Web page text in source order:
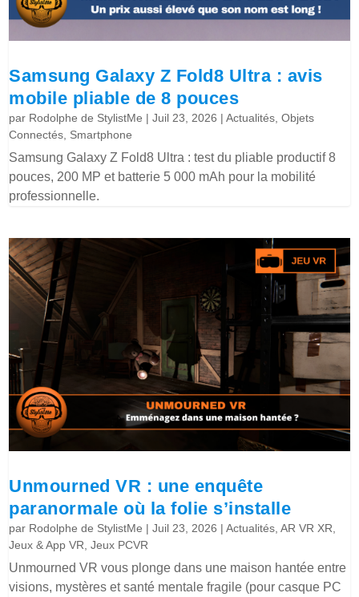
Samsung Galaxy Z Fold8 Ultra : avis
mobile pliable de 8 pouces
par Rodolphe de StylistMe |Juil 23, 2026 |Actualités ,Objets
Connectés Smartphone
Samsung Galaxy Z Fold8 Ultra : test du pliable productif 8
pouces, 200 MP et batterie 5 000 mAh pour la mobilité
professionnelle.
Unmourned VR : une enquête
paranormale où la folie s’installe
par Rodolphe de StylistMe |Juil 23, 2026 |Actualités ,AR VR XR
Jeux & App VR ,Jeux PCVR
Unmourned VR vous plonge dans une maison hantée entre
visions, mystères et santé mentale fragile (pour casque PC